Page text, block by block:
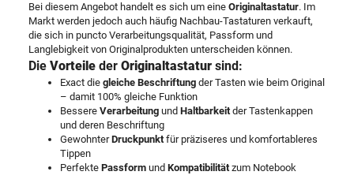
Bei diesem Angebot handelt es sich um eine Originaltastatur. Im
Markt werden jedoch auch häufig Nachbau-Tastaturen verkauft,
die sich in puncto Verarbeitungsqualität, Passform und
Langlebigkeit von Originalprodukten unterscheiden können.
Die Vorteile der Originaltastatur sind:
Exact die gleiche Beschriftung der Tasten wie beim Original
– damit 100% gleiche Funktion
Bessere Verarbeitung und Haltbarkeitder Tastenkappen
und deren Beschriftung
GewohnterDruckpunktfür präziseres und komfortableres
Tippen
Perfekte Passform und Kompatibilitätzum Notebook